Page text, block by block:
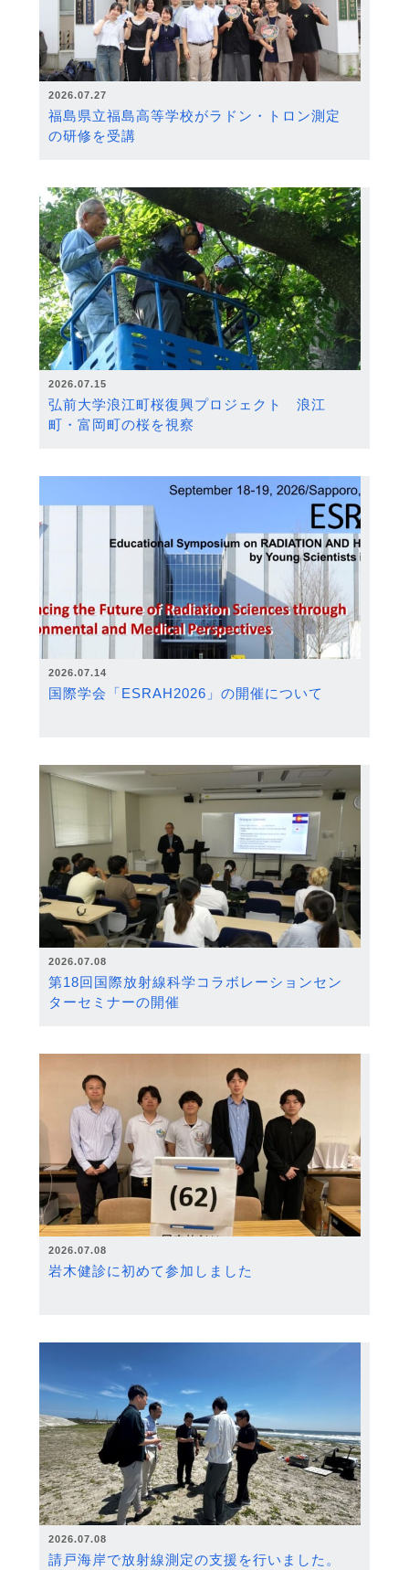
2026.07.27
福島県立福島高等学校がラドン・トロン測定
の研修を受講
2026.07.15
弘前大学浪江町桜復興プロジェクト 浪江
町・富岡町の桜を視察
2026.07.14
国際学会「ESRAH2026」の開催について
2026.07.08
第18回国際放射線科学コラボレーションセン
ターセミナーの開催
2026.07.08
岩木健診に初めて参加しました
2026.07.08
請戸海岸で放射線測定の支援を行いました。